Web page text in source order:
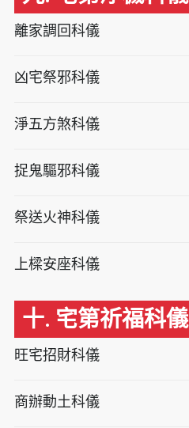
離家調回科儀
凶宅祭邪科儀
淨五方煞科儀
捉鬼驅邪科儀
祭送火神科儀
上樑安座科儀
十. 宅第祈福科儀
旺宅招財科儀
商辦動土科儀